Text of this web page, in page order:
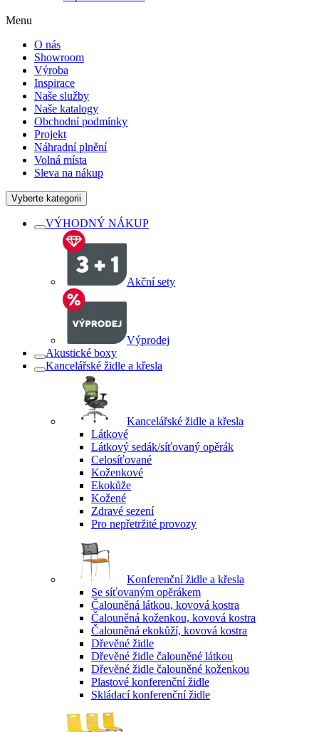
Menu
O nás
Showroom
Výroba
Inspirace
Naše služby
Naše katalogy
Obchodní podmínky
Projekt
Náhradní plnění
Volná místa
Sleva na nákup
Vyberte kategorii
VÝHODNÝ NÁKUP
Akční sety
Výprodej
Akustické boxy
Kancelářské židle a křesla
Kancelářské židle a křesla
Látkové
Látkový sedák/síťovaný opěrák
Celosíťované
Koženkové
Ekokůže
Kožené
Zdravé sezení
Pro nepřetržité provozy
Konferenční židle a křesla
Se síťovaným opěrákem
Čalouněná látkou, kovová kostra
Čalouněná koženkou, kovová kostra
Čalouněná ekokůží, kovová kostra
Dřevěné židle
Dřevěné židle čalouněné látkou
Dřevěné židle čalouněné koženkou
Plastové konferenční židle
Skládací konferenční židle